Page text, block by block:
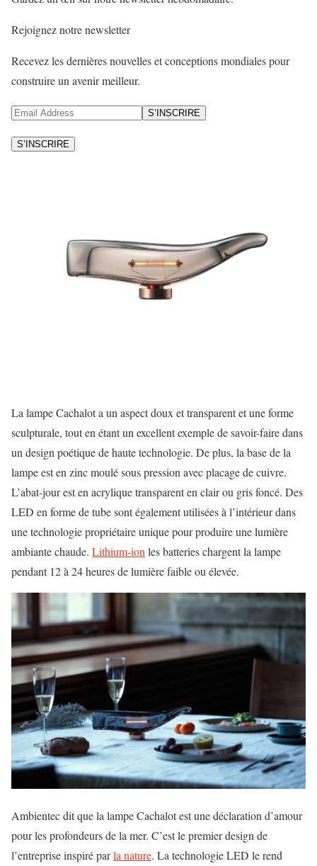
Rejoignez notre newsletter
Recevez les dernières nouvelles et conceptions mondiales pour
construire un avenir meilleur.
S’INSCRIRE
S’INSCRIRE
La lampe Cachalot a un aspect doux et transparent et une forme
sculpturale, tout en étant un excellent exemple de savoir-faire dans
un design poétique de haute technologie. De plus, la base de la
lampe est en zinc moulé sous pression avec placage de cuivre.
L’abat-jour est en acrylique transparent en clair ou gris foncé. Des
LED en forme de tube sont également utilisées à l’intérieur dans
une technologie propriétaire unique pour produire une lumière
ambiante chaude. Lithium-ion les batteries chargent la lampe
pendant 12 à 24 heures de lumière faible ou élevée.
Ambientec dit que la lampe Cachalot est une déclaration d’amour
pour les profondeurs de la mer. C’est le premier design de
l’entreprise inspiré parla nature. La technologie LED le rend